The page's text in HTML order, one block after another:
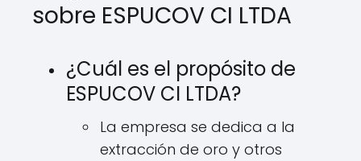
sobre ESPUCOV CI LTDA
¿Cuál es el propósito de
ESPUCOV CI LTDA?
La empresa se dedica a la
extracción de oro y otros